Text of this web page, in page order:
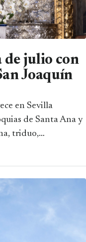
de julio con
Joaquín
en Sevilla
de Santa Ana y
triduo,